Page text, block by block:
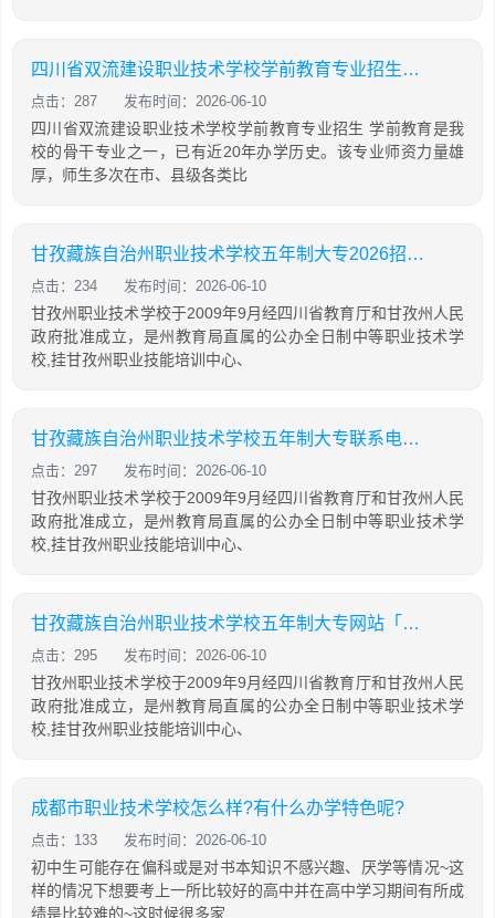
四川省双流建设职业技术学校学前教育专业招生如何
点击：287 发布时间：2026-06-10
四川省双流建设职业技术学校学前教育专业招生 学前教育是我
校的骨干专业之一，已有近20年办学历史。该专业师资力量雄
厚，师生多次在市、县级各类比
甘孜藏族自治州职业技术学校五年制大专2026招生简介「2026年更新」
点击：234 发布时间：2026-06-10
甘孜州职业技术学校于2009年9月经四川省教育厅和甘孜州人民
政府批准成立，是州教育局直属的公办全日制中等职业技术学
校,挂甘孜州职业技能培训中心、
甘孜藏族自治州职业技术学校五年制大专联系电话「2026年更新」
点击：297 发布时间：2026-06-10
甘孜州职业技术学校于2009年9月经四川省教育厅和甘孜州人民
政府批准成立，是州教育局直属的公办全日制中等职业技术学
校,挂甘孜州职业技能培训中心、
甘孜藏族自治州职业技术学校五年制大专网站「2026年更新」
点击：295 发布时间：2026-06-10
甘孜州职业技术学校于2009年9月经四川省教育厅和甘孜州人民
政府批准成立，是州教育局直属的公办全日制中等职业技术学
校,挂甘孜州职业技能培训中心、
成都市职业技术学校怎么样?有什么办学特色呢?
点击：133 发布时间：2026-06-10
初中生可能存在偏科或是对书本知识不感兴趣、厌学等情况~这
样的情况下想要考上一所比较好的高中并在高中学习期间有所成
绩是比较难的~这时候很多家